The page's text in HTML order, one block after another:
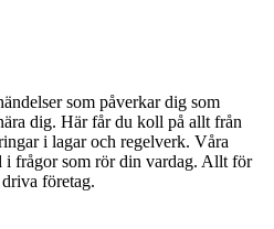
som påverkar dig som
dig. Här får du koll på allt från
i lagar och regelverk. Våra
i frågor som rör din vardag. Allt för
företag.